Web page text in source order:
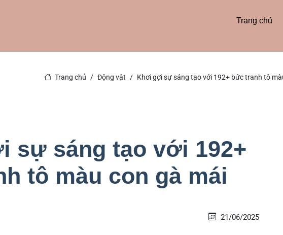
Trang chủ
Trang chủ Động vật Khơi gợi sự sáng tạo với 192+ bức tranh tô
sự sáng tạo với 192+
tô màu con gà mái
21/06/2025